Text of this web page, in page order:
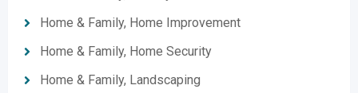
Home & Family, Home Improvement
Home & Family, Home Security
Home & Family, Landscaping